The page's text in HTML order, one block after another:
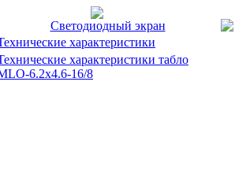
Светодиодный экран
характеристики
характеристики табло
6.2x4.6-16/8